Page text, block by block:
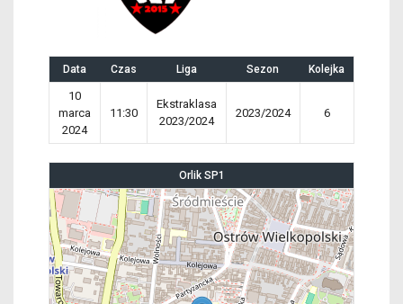
Data Czas Liga Sezon Kolejka
10
marca
2024
11:30
Ekstraklasa
2023/2024
2023/2024 6
Orlik SP1